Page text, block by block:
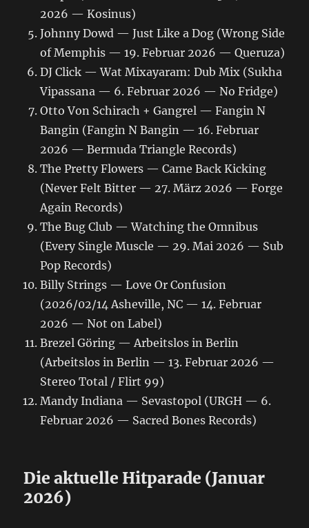
2026 — Kosinus)
Johnny Dowd — Just Like a Dog (Wrong Side
of Memphis — 19. Februar 2026 — Queruza)
DJ Click — Wat Mixayaram: Dub Mix (Sukha
Vipassana — 6. Februar 2026 — No Fridge)
Otto Von Schirach + Gangrel — Fangin N
Bangin (Fangin N Bangin — 16. Februar
2026 — Bermuda Triangle Records)
The Pretty Flowers — Came Back Kicking
(Never Felt Bitter — 27. März 2026 — Forge
Again Records)
The Bug Club — Watching the Omnibus
(Every Single Muscle — 29. Mai 2026 — Sub
Pop Records)
Billy Strings — Love Or Confusion
(2026/02/14 Asheville, NC — 14. Februar
2026 — Not on Label)
Brezel Göring — Arbeitslos in Berlin
(Arbeitslos in Berlin — 13. Februar 2026 —
Stereo Total / Flirt 99)
Mandy Indiana — Sevastopol (URGH — 6.
Februar 2026 — Sacred Bones Records)
Die aktuelle Hitparade (Januar
2026)